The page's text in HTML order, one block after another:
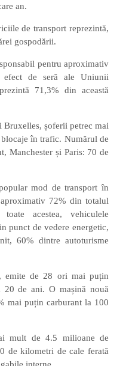
an.
de transport reprezintă,
gospodării.
pentru aproximativ
de seră ale Uniunii
71,3% din această
șoferii petrec mai
în trafic. Numărul de
Manchester și Paris: 70 de
mod de transport în
aproximativ 72% din totalul
acestea, vehiculele
punct de vedere energetic,
60% dintre autoturisme
emite de 28 ori mai puțin
20 de ani. O mașină nouă
mai puțin carburant la 100
mult de 4.5 milioane de
de kilometri de cale ferată
interne.